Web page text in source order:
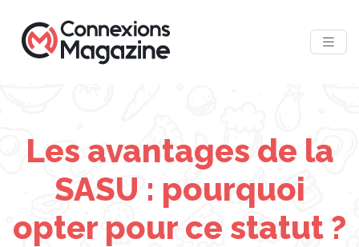
Les avantages de la
SASU : pourquoi
opter pour ce statut ?